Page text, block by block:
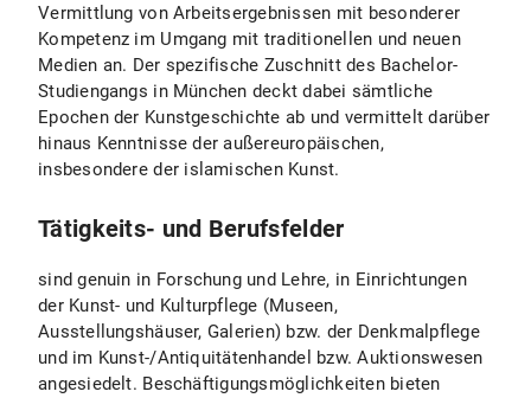
Vermittlung von Arbeitsergebnissen mit besonderer
Kompetenz im Umgang mit traditionellen und neuen
Medien an. Der spezifische Zuschnitt des Bachelor-
Studiengangs in München deckt dabei sämtliche
Epochen der Kunstgeschichte ab und vermittelt darüber
hinaus Kenntnisse der außereuropäischen,
insbesondere der islamischen Kunst.
Tätigkeits- und Berufsfelder
sind genuin in Forschung und Lehre, in Einrichtungen
der Kunst- und Kulturpflege (Museen,
Ausstellungshäuser, Galerien) bzw. der Denkmalpflege
und im Kunst-/Antiquitätenhandel bzw. Auktionswesen
angesiedelt. Beschäftigungsmöglichkeiten bieten